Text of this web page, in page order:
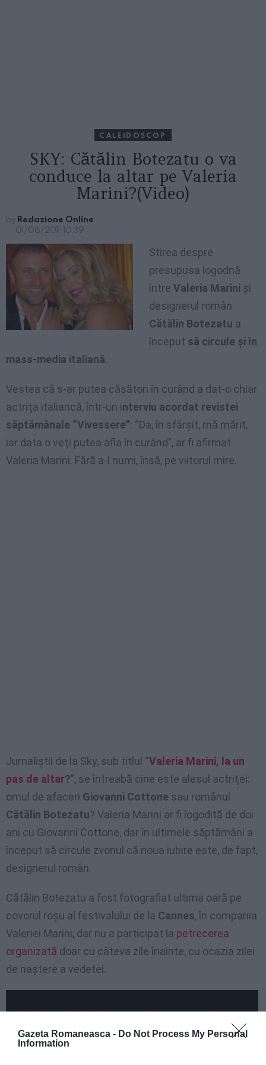
Gazeta Romaneasca - Do Not Process My Personal
Information
CALEIDOSCOP
SKY: Cătălin Botezatu o va
conduce la altar pe Valeria
Marini?(Video)
by Redazione Online
01/06/2011, 10:39
Stirea despre
presupusa logodnă
între Valeria Marini şi
designerul român
Cătălin Botezatu a
început să circule şi în
mass-media italiană.
Vestea că s-ar putea căsători în curând a dat-o chiar
actriţa italiancă, într-un interviu acordat revistei
săptămânale “Vivessere”: “Da, în sfârşit, mă mărit,
iar data o veţi putea afla în curând”, ar fi afirmat
Valeria Marini. Fără a-l numi, însă, pe viitorul mire.
Jurnaliştii de la Sky, sub titlul “Valeria Marini, la un
pas de altar?”, se întreabă cine este alesul actriţei:
omul de afaceri Giovanni Cottone sau românul
Cătălin Botezatu? Valeria Marini ar fi logodită de doi
ani cu Giovanni Cottone, dar în ultimele săptămâni a
început să circule zvonul că noua iubire este, de fapt,
designerul român.
Cătălin Botezatu a fost fotografiat ultima oară pe
covorul roşu al festivalului de la Cannes, în compania
Valeriei Marini, dar nu a participat la petrecerea
organizată doar cu câteva zile înainte, cu ocazia zilei
de naştere a vedetei.